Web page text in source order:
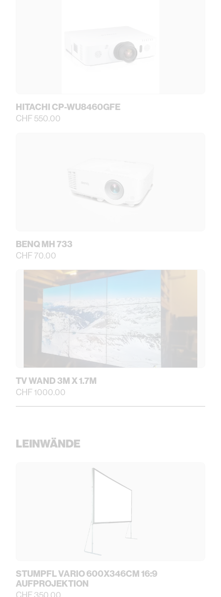
HITACHI CP-WU8460GFE
CHF 550.00
BENQ MH 733
CHF 70.00
TV WAND 3M X 1.7M
CHF 1000.00
LEINWÄNDE
STUMPFL VARIO 600X346CM 16:9
AUFPROJEKTION